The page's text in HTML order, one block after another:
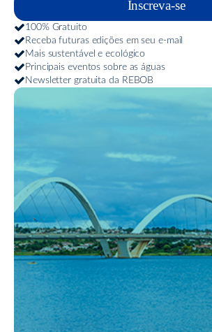
Inscreva-se
100% Gratuito
Receba futuras edições em seu e-mail
Mais sustentável e ecológico
Principais eventos sobre as águas
Newsletter gratuita da REBOB